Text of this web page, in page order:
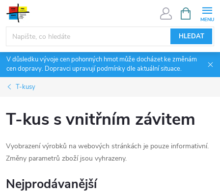
Přejít
obsah
HLEDAT
NÁKUPNÍ
KOŠÍK
V důsledku vývoje cen pohonných hmot může docházet ke změnám
cen dopravy. Dopravci upravují podmínky dle aktuální situace.
T-kusy
T-kus s vnitřním závitem
Vyobrazení výrobků na webových stránkách je pouze informativní.
Změny parametrů zboží jsou vyhrazeny.
Nejprodávanější